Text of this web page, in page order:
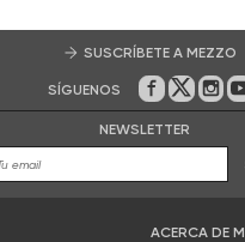
SUSCRÍBETE A MEZZO
SÍGUENOS En En En
NEWSLETTER
ACERCA DE